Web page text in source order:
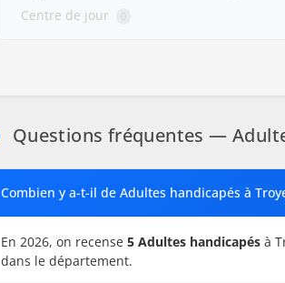
Centre de jour 0
Questions fréquentes —
Combien y a-t-il de Adultes handicapés à
En 2026, on recense 5 Adultes handicapés à
dans le département.